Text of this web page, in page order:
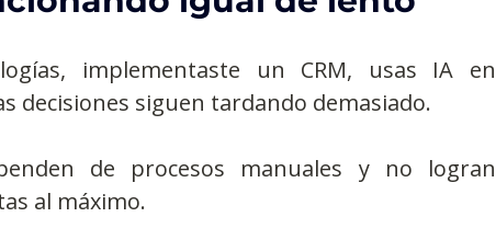
implementaste un CRM, usas IA en
decisiones siguen tardando demasiado.
de procesos manuales y no logran
al máximo.